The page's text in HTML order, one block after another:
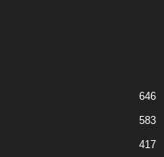
646
583
417